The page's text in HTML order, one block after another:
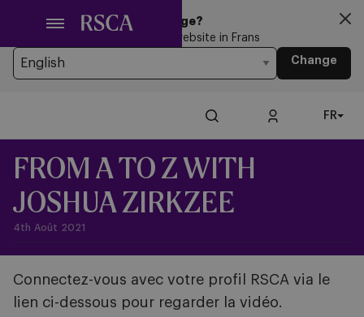
contenu
principal
Looking for another Language?
You’re currently browsing the website in Frans
Change
FR
FROM A TO Z WITH
JOSHUA ZIRKZEE
4th Août 2021
Connectez-vous avec votre profil RSCA via le
lien ci-dessous pour regarder la vidéo.